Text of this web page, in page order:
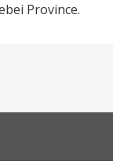
Province.